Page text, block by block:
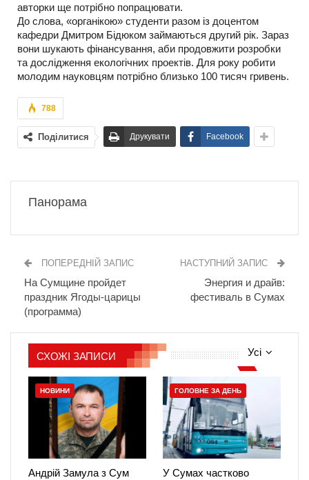
авторки ще потрібно попрацювати.
До слова, «органікою» студенти разом із доцентом
кафедри Дмитром Бідюком займаються другий рік. Зараз
вони шукають фінансування, аби продовжити розробки
та дослідження екологічних проектів. Для року робити
молодим науковцям потрібно близько 100 тисяч гривень.
788
Поділитися Друкувати Facebook
Панорама
ПОПЕРЕДНІЙ ЗАПИС
На Сумщине пройдет
праздник Ягоды-царицы
(программа)
НАСТУПНИЙ ЗАПИС
Энергия и драйв:
фестиваль в Сумах
Усі
СХОЖІ ЗАПИСИ
НОВИНИ
Андрій Замула з Сум
ГОЛОВНЕ ЗА ДЕНЬ
У Сумах частково